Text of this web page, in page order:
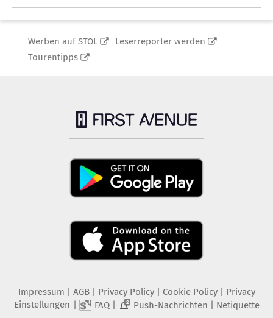
Werben auf STOL
Leserreporter werden
Tourentipps
Impressum | AGB | Privacy Policy| Cookie Policy| Privacy
Einstellungen | FAQ| 2 Push-Nachrichten | Netiquette